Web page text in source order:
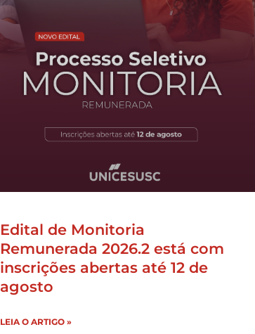
Edital de Monitoria
Remunerada 2026.2 está com
inscrições abertas até 12 de
agosto
LEIA O ARTIGO »